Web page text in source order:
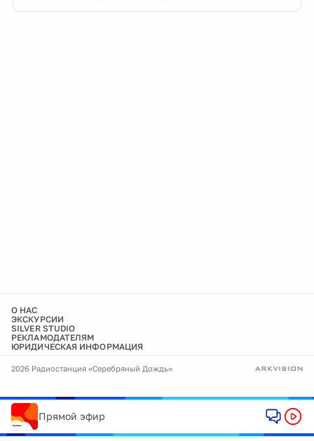
О НАС
ЭКСКУРСИИ
SILVER STUDIO
РЕКЛАМОДАТЕЛЯМ
ЮРИДИЧЕСКАЯ ИНФОРМАЦИЯ
2026 Радиостанция «Серебряный Дождь»
Прямой эфир